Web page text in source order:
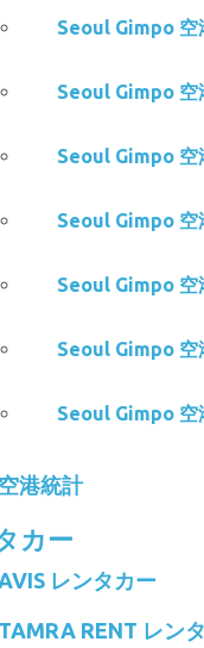
Seoul Gimpo 空
Seoul Gimpo 空
Seoul Gimpo 空
Seoul Gimpo 空
Seoul Gimpo 空
Seoul Gimpo 空
Seoul Gimpo 空
空港統計
カー
レンタカー
TAMRA RENT レン